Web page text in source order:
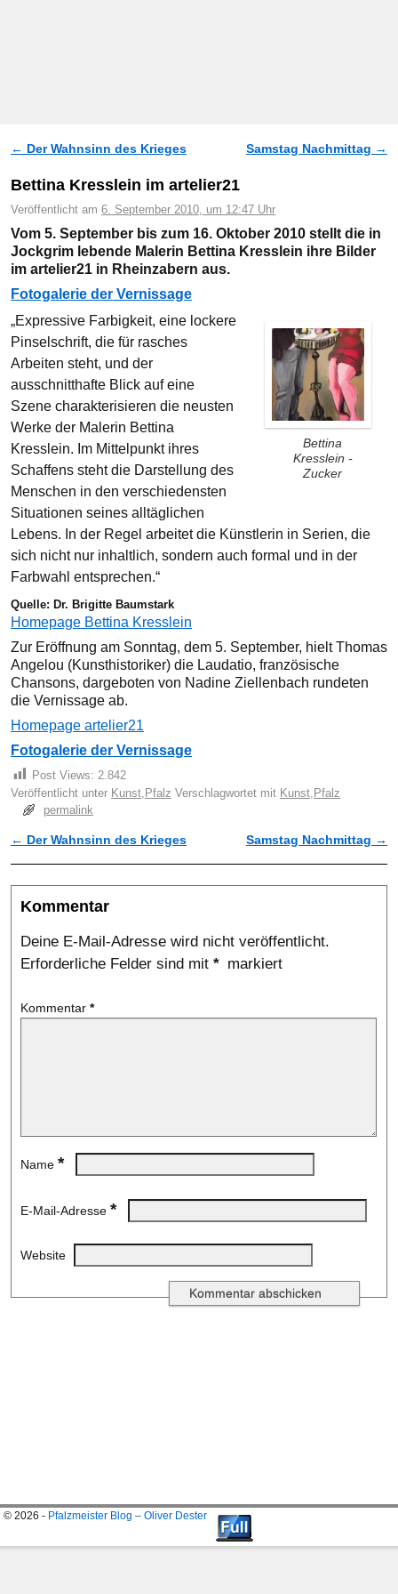
Artikelnavigation
← Der Wahnsinn des Krieges Samstag Nachmittag →
Bettina Kresslein im artelier21
Veröffentlicht am 6. September 2010, um 12:47 Uhr
Vom 5. September bis zum 16. Oktober 2010 stellt die in
Jockgrim lebende Malerin Bettina Kresslein ihre Bilder
im artelier21 in Rheinzabern aus.
Fotogalerie der Vernissage
Bettina
Kresslein -
Zucker
„Expressive Farbigkeit, eine lockere
Pinselschrift, die für rasches
Arbeiten steht, und der
ausschnitthafte Blick auf eine
Szene charakterisieren die neusten
Werke der Malerin Bettina
Kresslein. Im Mittelpunkt ihres
Schaffens steht die Darstellung des
Menschen in den verschiedensten
Situationen seines alltäglichen
Lebens. In der Regel arbeitet die Künstlerin in Serien, die
sich nicht nur inhaltlich, sondern auch formal und in der
Farbwahl entsprechen.“
Quelle: Dr. Brigitte Baumstark
Homepage Bettina Kresslein
Zur Eröffnung am Sonntag, dem 5. September, hielt Thomas
Angelou (Kunsthistoriker) die Laudatio, französische
Chansons, dargeboten von Nadine Ziellenbach rundeten
die Vernissage ab.
Homepage artelier21
Fotogalerie der Vernissage
Post Views: 2.842
Veröffentlicht unter Kunst, Pfalz Verschlagwortet mit Kunst, Pfalz
permalink
Artikelnavigation
← Der Wahnsinn des Krieges Samstag Nachmittag →
Kommentar
Deine E-Mail-Adresse wird nicht veröffentlicht.
Erforderliche Felder sind mit * markiert
Kommentar *
Name *
E-Mail-Adresse *
Website
© 2026 - Pfalzmeister Blog – Oliver Dester